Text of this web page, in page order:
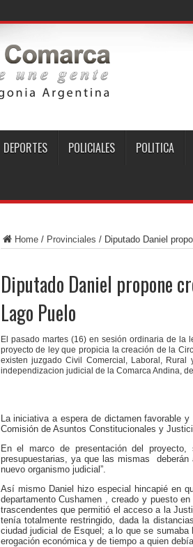
DEPORTES POLICIALES POLITICA
Home/ Provinciales / Diputado Daniel
Diputado Daniel propone
Lago Puelo
El pasado martes (16) en sesión ordinaria de la
proyecto de ley que propicia la creación de la
existen juzgado Civil Comercial, Laboral,
independizacion judicial de la Comarca Andina,
La iniciativa a espera de dictamen favorable
Comisión de Asuntos Constitucionales y
En el marco de presentación del proyecto,
presupuestarias, ya que las mismas deberán
nuevo organismo judicial”.
Así mismo Daniel hizo especial hincapié en
departamento Cushamen , creado y puesto
trascendentes que permitió el acceso a la
tenía totalmente restringido, dada la
ciudad judicial de Esquel; a lo que se
erogación económica y de tiempo a quien